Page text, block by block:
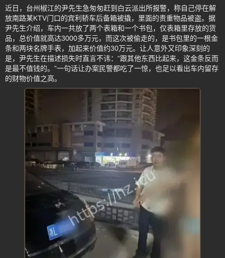
近日，台州椒江的尹先生急匆匆赶到白云派出所报警，称自己停在解
放南路某KTV门口的宾利轿车后备箱被撬，里面的贵重物品被盗。据
尹先生介绍，车内一共放了两个表箱和一个书包，仅表箱里存放的货
品，总价值就高达3000多万元，而这次被偷走的，是书包里的一根金
条和两块名牌手表，加起来价值约30万元。让人意外又印象深刻的
是，尹先生在描述损失时直言不讳：“跟其他东西比起来，这金条反而
是最不值钱的。”一句话让办案民警都吃了一惊，也足以看出车内留存
的财物价值之高。